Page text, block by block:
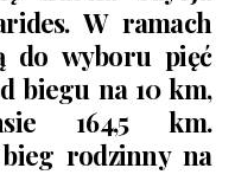
. W ramach
do wyboru pięć
biegu na 10 km,
164,5 km.
rodzinny na